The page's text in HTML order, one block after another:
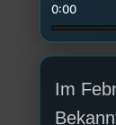
0:00
Im